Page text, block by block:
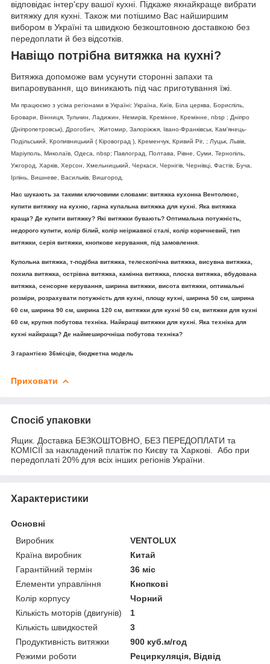
відповідає інтер'єру вашої кухні. Підкаже якнайкраще вибрати
витяжку для кухні. Також ми потішимо Вас найширшим
вибором в Україні та швидкою безкоштовною доставкою без
передоплати й без відсотків.
Навіщо потрібна витяжка на кухні?
Витяжка допоможе вам усунути сторонні запахи та
випаровування, що виникають під час приготування їжі.
Ми працюємо з усіма регіонами в Україні: Україна, Київ, Біла церква, Бориспіль,
Бровари, Вінниця, Тульчин, Ладижин, Немирів, Кремінне, Кремінне, nbsp ; Дніпро
(Дніпропетровськ), Дрогобич, Житомир, Запоріжжя, Івано-Франківськ, Кам'янець-
Подільський, Кропивницький ( Кіровоград ), Кременчук, Кривий Ріг, ; Луцьк, Львів,
Маріуполь, Миколаїв, Одеса, nbsp; Павлоград, Полтава, Рівне, Суми, Тернопіль,
Ужгород, Харків, Херсон, Хмельницький, Черкаси, Чернігів, Чернівці, Фастів, Буча,
Ірпінь, Вишневе, Васильків, Вишгород.
Нас шукають за такими ключовими словами: витяжка кухонна Вентолюкс,
купити витяжку на кухню, гарна купальна витяжка для кухні. Яка витяжка
краща? Де купити витяжку? Які витяжки бувають? Оптимальна потужність,
недорого купити, колір білий, колір неіржавкої сталі, колір коричневий, тип
витяжки, серія витяжки, кнопкове керування, під замовлення.
Купольна витяжка, т-подібна витяжка, телескопічна витяжка, висувна витяжка,
похила витяжка, острівна витяжка, камінна витяжка, плоска витяжка, вбудована
витяжка, сенсорне керування, ширина витяжки, висота витяжки, оптимальні
розміри, розрахувати потужність для кухні, площу кухні, ширина 50 см, ширина
60 см, ширина 90 см, ширина 120 см, витяжки для кухні 50 см, витяжки для кухні
60 см, кpyпня побутова техніка. Найкращі витяжки для кухні. Яка техніка для
кухні найкраща? Де наймеширочніша побутова техніка?
З гарантією 36місців, бюджетна модель
Приховати
Спосіб упаковки
Ящик. Доставка БЕЗКОШТОВНО, БЕЗ ПЕРЕДОПЛАТИ та
КОМІСІЇ за накладений платіж по Києву та Харкові. Або при
передоплаті 20% для всіх інших регіонів України.
Характеристики
Основні
Виробник
VENTOLUX
Країна виробник
Китай
Гарантійний термін
36 міс
Елементи управління
Кнопкові
Колір корпусу
Чорний
Кількість моторів (двигунів)
1
Кількість швидкостей
3
Продуктивність витяжки
900 куб.м/год
Режими роботи
Рециркуляція, Відвід